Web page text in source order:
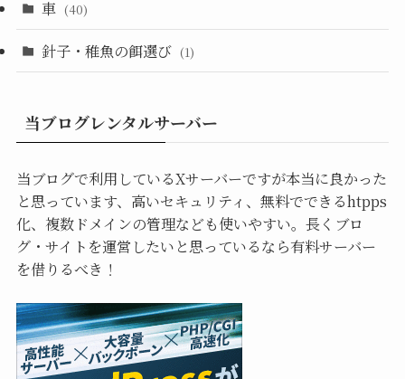
車 (40)
針子・稚魚の餌選び (1)
当ブログレンタルサーバー
当ブログで利用しているXサーバーですが本当に良かった
と思っています、高いセキュリティ、無料でできるhtpps
化、複数ドメインの管理なども使いやすい。長くブロ
グ・サイトを運営したいと思っているなら有料サーバー
を借りるべき！